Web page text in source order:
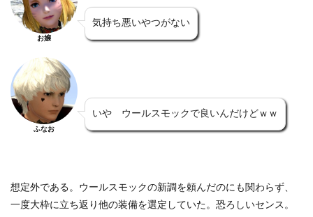
お嬢
気持ち悪いやつがない
ふなお
いや ウールスモックで良いんだけどｗｗ
想定外である。ウールスモックの新調を頼んだのにも関わらず、
一度大枠に立ち返り他の装備を選定していた。恐ろしいセンス。